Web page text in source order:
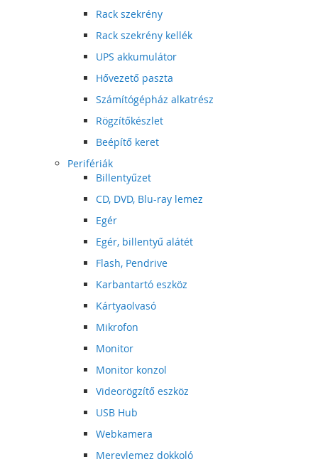
Rack szekrény
Rack szekrény kellék
UPS akkumulátor
Hővezető paszta
Számítógépház alkatrész
Rögzítőkészlet
Beépítő keret
Perifériák
Billentyűzet
CD, DVD, Blu-ray lemez
Egér
Egér, billentyű alátét
Flash, Pendrive
Karbantartó eszköz
Kártyaolvasó
Mikrofon
Monitor
Monitor konzol
Videorögzítő eszköz
USB Hub
Webkamera
Merevlemez dokkoló